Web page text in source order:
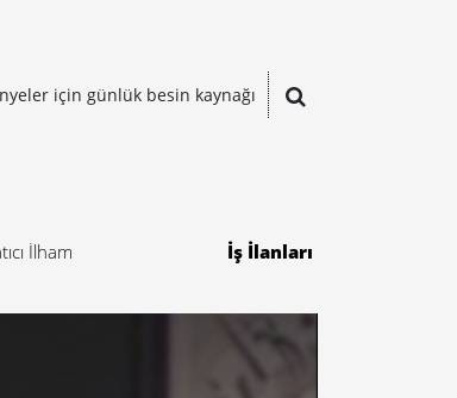
için günlük besin kaynağı
İlham İş İlanları